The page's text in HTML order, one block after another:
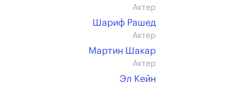
Актер
Шариф Рашед
Актер
Мартин Шакар
Актер
Эл Кейн